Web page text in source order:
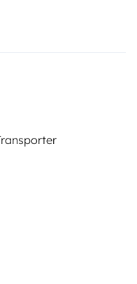
de parcours ou de